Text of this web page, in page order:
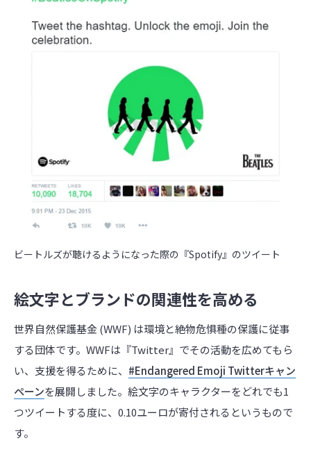
ビートルズが聴けるようになった際の『Spotify』のツイート
絵文字とブランドの関連性を高める
世界自然保護基金 (WWF) は環境と絶物危惧種の保護に従事
する団体です。WWFは『Twitter』でその活動を広めてもら
い、支援を得るために、 #Endangered Emoji Twitterキャン
ペーンを展開しました。絵文字のキャラクターをどれでも1
つツイートする度に、0.10ユーロが寄付されるというもので
す。